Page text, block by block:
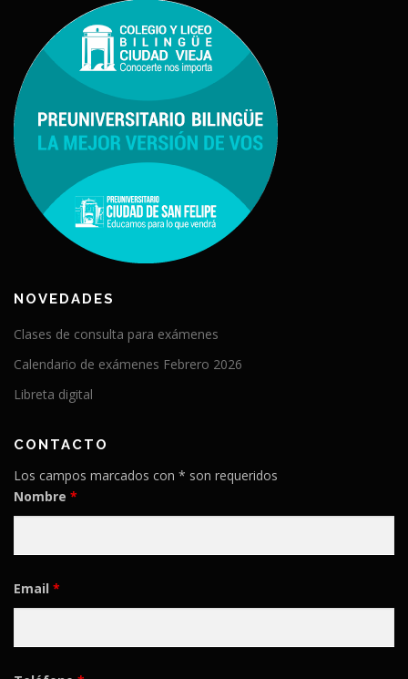
NOVEDADES
Clases de consulta para exámenes
Calendario de exámenes Febrero 2026
Libreta digital
CONTACTO
Los campos marcados con * son requeridos
Nombre *
Email *